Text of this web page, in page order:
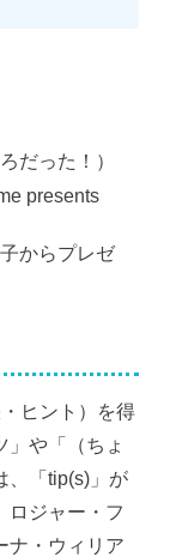
だった！）
presents
からプレゼ
ヒント）を得
」や「（ちょ
、「tip(s)」が
ロジャー・フ
ナ・ウィリア